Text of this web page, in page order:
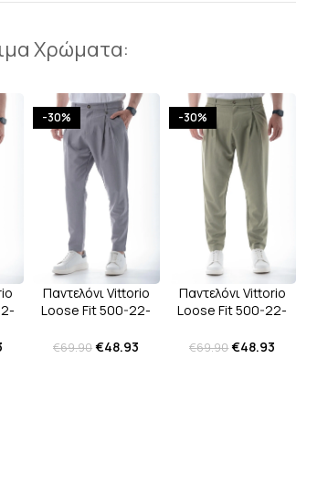
Χρώματα:
-30%
Παντελόνι Vittorio
Loose Fit 500-22-
€69.90€48.93
-30%
Παντελόνι Vittorio
Loose Fit 500-22-
€69.90€48.93